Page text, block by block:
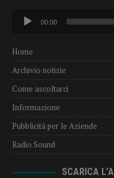
Audio
Player
00:00
Home
Archivio notizie
Come ascoltarci
Informazione
Pubblicità per le Aziende
Radio Sound
SCARICA